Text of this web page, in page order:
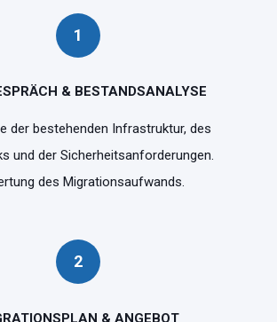
1
& BESTANDSANALYSE
der bestehenden Infrastruktur, des
und der Sicherheitsanforderungen.
des Migrationsaufwands.
2
& ANGEBOT